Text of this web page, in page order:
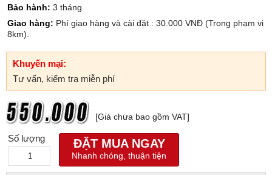
Bảo hành: 3 tháng
Giao hàng: Phí giao hàng và cài đặt : 30.000 VNĐ (Trong phạm vi
8km).
Khuyến mại:
Tư vấn, kiểm tra miễn phí
[Giá chưa bao gồm VAT]
Số lượng ĐẶT MUA NGAY
Nhanh chóng, thuận tiện